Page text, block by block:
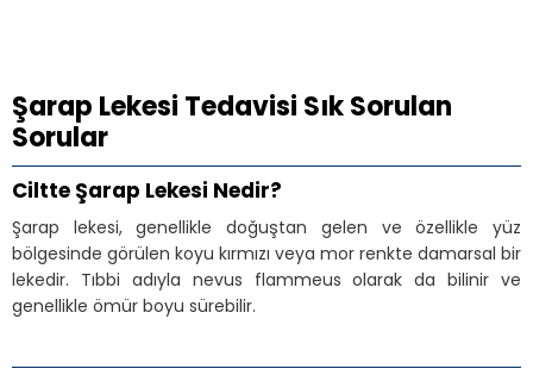
Şarap Lekesi Tedavisi Sık Sorulan
Sorular
Ciltte Şarap Lekesi Nedir?
Şarap lekesi, genellikle doğuştan gelen ve özellikle yüz
bölgesinde görülen koyu kırmızı veya mor renkte damarsal bir
lekedir. Tıbbi adıyla nevus flammeus olarak da bilinir ve
genellikle ömür boyu sürebilir.